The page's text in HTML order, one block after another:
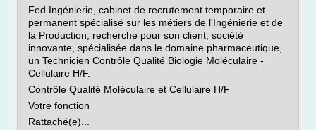
Fed Ingénierie, cabinet de recrutement temporaire et
permanent spécialisé sur les métiers de l'Ingénierie et de
la Production, recherche pour son client, société
innovante, spécialisée dans le domaine pharmaceutique,
un Technicien Contrôle Qualité Biologie Moléculaire -
Cellulaire H/F.
Contrôle Qualité Moléculaire et Cellulaire H/F
Votre fonction
Rattaché(e)...